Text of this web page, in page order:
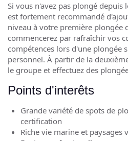
Si vous n'avez pas plongé
est fortement recommandé
niveau à votre première plongée
commencerez par rafraîchir vos
compétences lors d'une plongée
personnel. À partir de la
le groupe et effectuez des
Points d'interêts
Grande variété de spots de
certification
Riche vie marine et paysages